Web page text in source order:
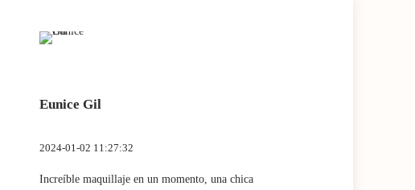
Eunice Gil
2024-01-02 11:27:32
Increíble maquillaje en un momento, una chica